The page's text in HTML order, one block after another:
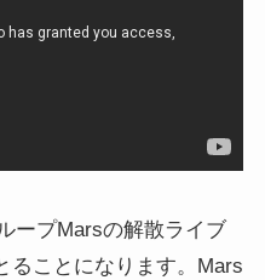
ープMarsの解散ライブ
ることになります。Mars